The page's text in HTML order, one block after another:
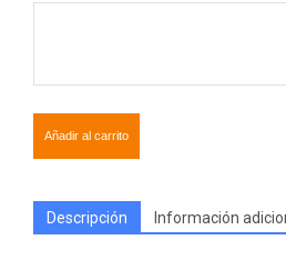
Añadir al carrito
Descripción Información